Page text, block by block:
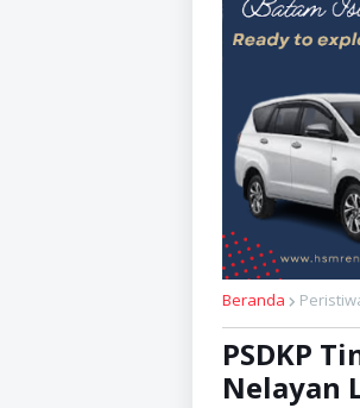
Beranda
PSDKP
Nelayan